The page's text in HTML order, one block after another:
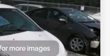
more images